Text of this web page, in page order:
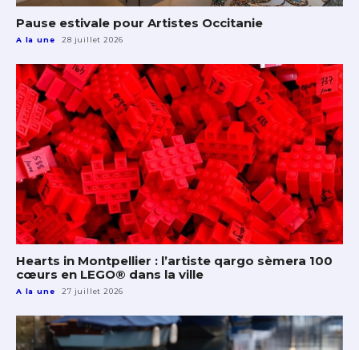
Pause estivale pour Artistes Occitanie
A la une 28 juillet 2026
Hearts in Montpellier : l’artiste qargo sèmera 100
cœurs en LEGO® dans la ville
A la une 27 juillet 2026